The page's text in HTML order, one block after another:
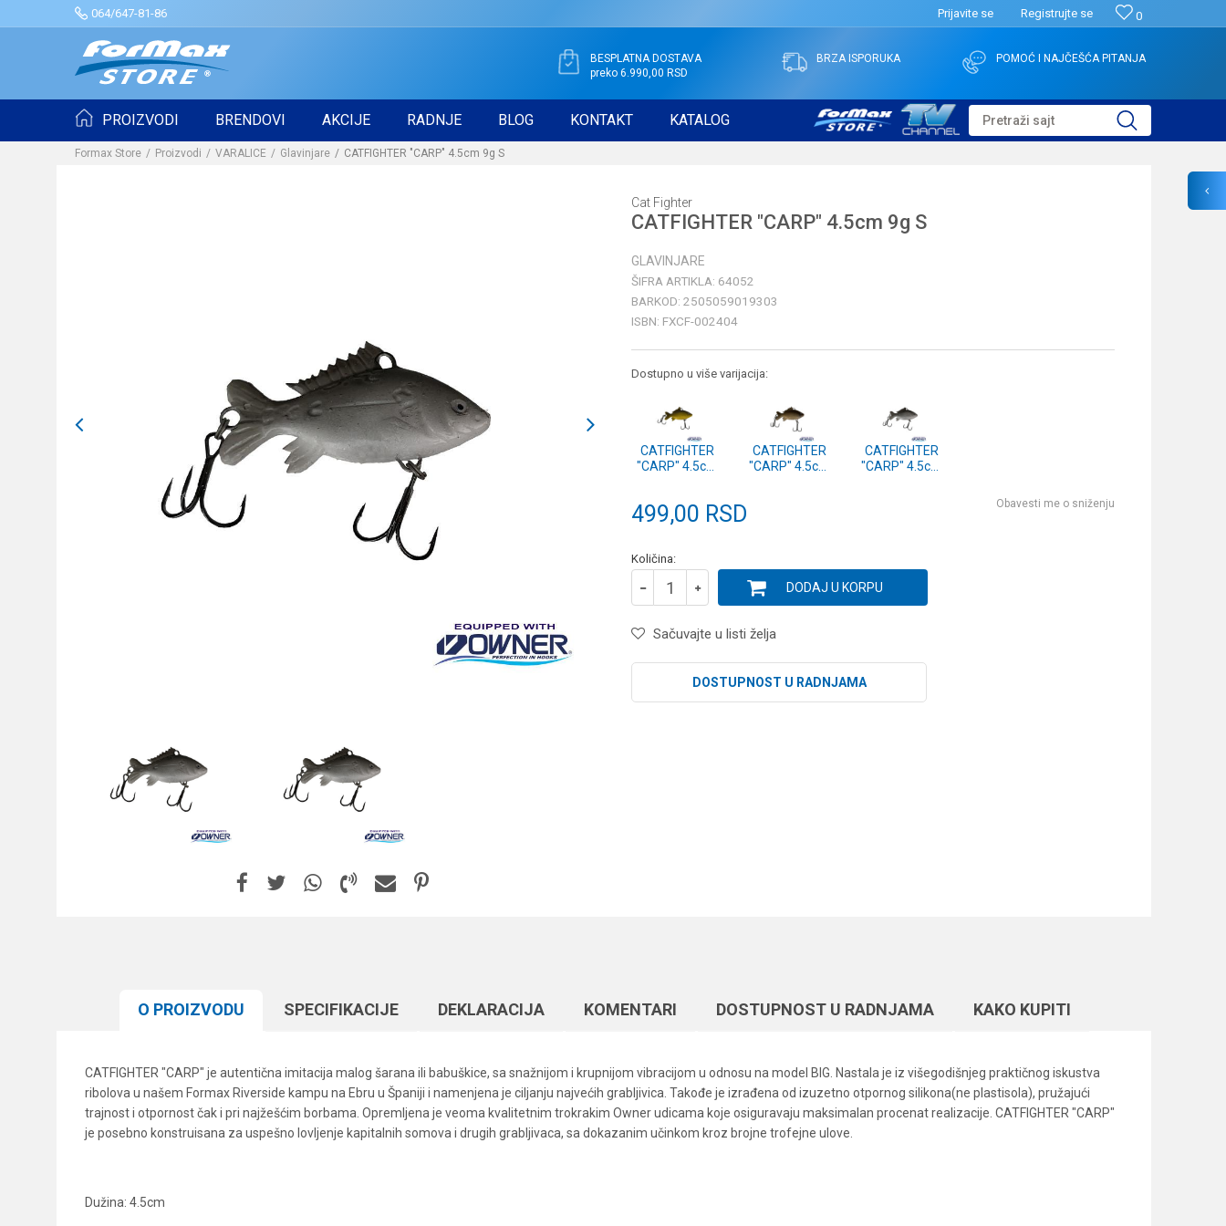
064/647-81-86 0
Prijavite se Registrujte se
BESPLATNA DOSTAVA
preko 6.990,00 RSD
BRZA ISPORUKA POMOĆ I NAJČEŠĆA PITANJA
PROIZVODI BRENDOVI AKCIJE RADNJE BLOG KONTAKT KATALOG Pretraži sajt
Formax Store Proizvodi VARALICE Glavinjare CATFIGHTER "CARP" 4.5cm 9g S
Cat Fighter
CATFIGHTER "CARP" 4.5cm 9g S
GLAVINJARE
ŠIFRA ARTIKLA: 64052
BARKOD: 2505059019303
ISBN: FXCF-002404
Dostupno u više varijacija:
CATFIGHTER
"CARP" 4.5cm
CATFIGHTER
"CARP" 4.5cm
CATFIGHTER
"CARP" 4.5cm
499,00 RSD Obavesti me o sniženju
Količina:
DODAJ U KORPU
Sačuvajte u listi želja
DOSTUPNOST U RADNJAMA
O PROIZVODU SPECIFIKACIJЕ DEKLARACIJA KOMENTARI DOSTUPNOST U RADNJAMA KAKO KUPITI
CATFIGHTER "CARP" je autentična imitacija malog šarana ili babuškice, sa snažnijom i krupnijom vibracijom u odnosu na model BIG. Nastala je iz višegodišnjeg praktičnog iskustva
ribolova u našem Formax Riverside kampu na Ebru u Španiji i namenjena je ciljanju najvećih grabljivica. Takođe je izrađena od izuzetno otpornog silikona(ne plastisola), pružajući
trajnost i otpornost čak i pri najžešćim borbama. Opremljena je veoma kvalitetnim trokrakim Owner udicama koje osiguravaju maksimalan procenat realizacije. CATFIGHTER "CARP"
je posebno konstruisana za uspešno lovljenje kapitalnih somova i drugih grabljivaca, sa dokazanim učinkom kroz brojne trofejne ulove.
Dužina: 4.5cm